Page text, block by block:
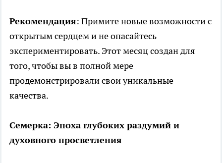
Рекомендация: Примите новые возможности с
открытым сердцем и не опасайтесь
экспериментировать. Этот месяц создан для
того, чтобы вы в полной мере
продемонстрировали свои уникальные
качества.
Семерка: Эпоха глубоких раздумий и
духовного просветления